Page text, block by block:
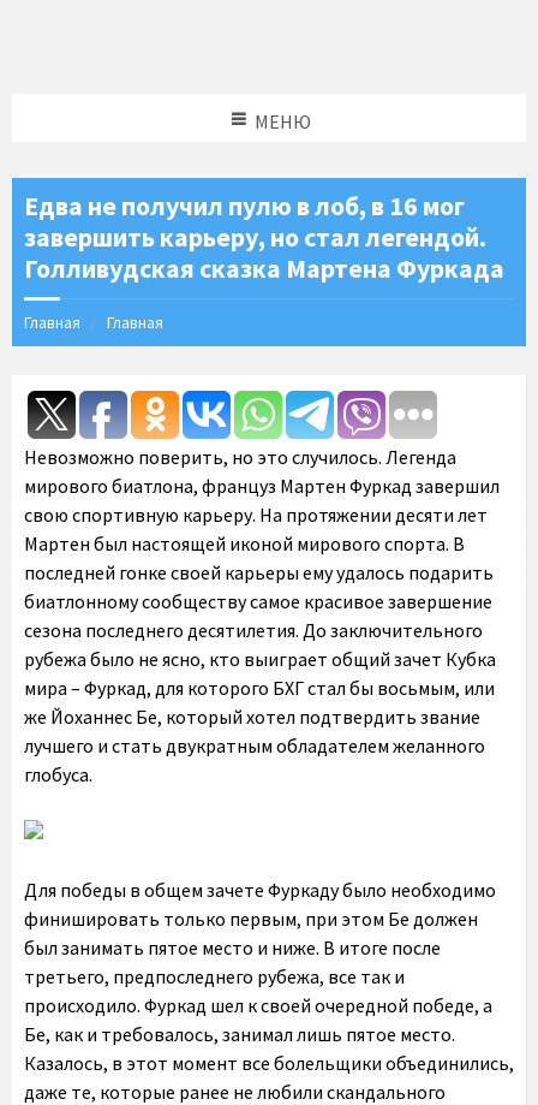
МЕНЮ
Едва не получил пулю в лоб, в 16 мог
завершить карьеру, но стал легендой.
Голливудская сказка Мартена Фуркада
Главная Главная
Невозможно поверить, но это случилось. Легенда
мирового биатлона, француз Мартен Фуркад завершил
свою спортивную карьеру. На протяжении десяти лет
Мартен был настоящей иконой мирового спорта. В
последней гонке своей карьеры ему удалось подарить
биатлонному сообществу самое красивое завершение
сезона последнего десятилетия. До заключительного
рубежа было не ясно, кто выиграет общий зачет Кубка
мира – Фуркад, для которого БХГ стал бы восьмым, или
же Йоханнес Бе, который хотел подтвердить звание
лучшего и стать двукратным обладателем желанного
глобуса.
Для победы в общем зачете Фуркаду было необходимо
финишировать только первым, при этом Бе должен
был занимать пятое место и ниже. В итоге после
третьего, предпоследнего рубежа, все так и
происходило. Фуркад шел к своей очередной победе, а
Бе, как и требовалось, занимал лишь пятое место.
Казалось, в этот момент все болельщики объединились,
даже те, которые ранее не любили скандального